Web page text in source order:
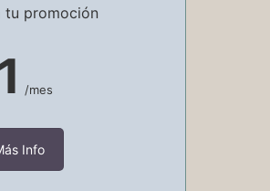
tu promoción
1 /mes
Info